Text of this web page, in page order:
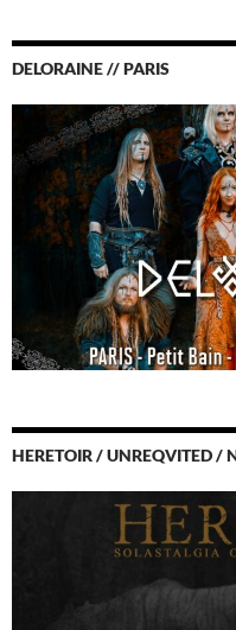
DELORAINE // PARIS
HERETOIR / UNREQVITED /